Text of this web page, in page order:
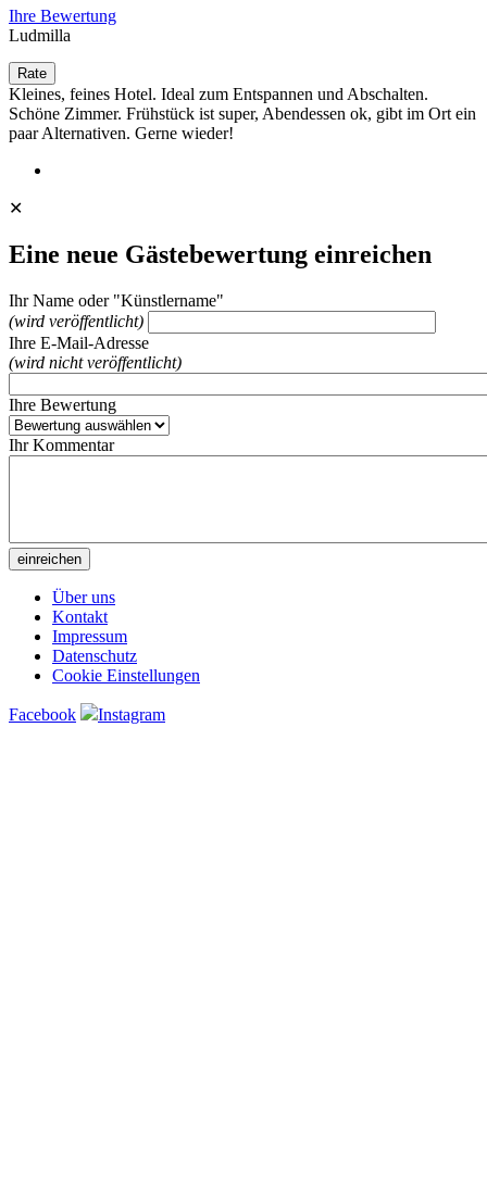
Ihre Bewertung
Ludmilla
Kleines, feines Hotel. Ideal zum Entspannen und Abschalten.
Schöne Zimmer. Frühstück ist super, Abendessen ok, gibt im Ort ein
paar Alternativen. Gerne wieder!
✕
Eine neue Gästebewertung einreichen
Ihr Name oder "Künstlername"
(wird veröffentlicht)
Ihre E-Mail-Adresse
(wird nicht veröffentlicht)
Ihre Bewertung
Ihr Kommentar
Über uns
Kontakt
Impressum
Datenschutz
Cookie Einstellungen
Facebook Instagram